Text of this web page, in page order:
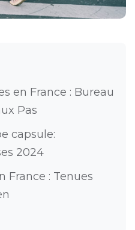
en France : Bureau
Pas
capsule:
2024
France : Tenues